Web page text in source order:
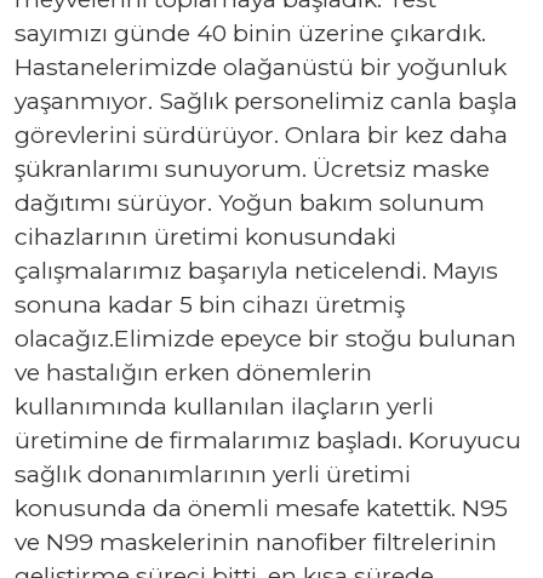
sayımızı günde 40 binin üzerine çıkardık.
Hastanelerimizde olağanüstü bir yoğunluk
yaşanmıyor. Sağlık personelimiz canla başla
görevlerini sürdürüyor. Onlara bir kez daha
şükranlarımı sunuyorum. Ücretsiz maske
dağıtımı sürüyor. Yoğun bakım solunum
cihazlarının üretimi konusundaki
çalışmalarımız başarıyla neticelendi. Mayıs
sonuna kadar 5 bin cihazı üretmiş
olacağız.Elimizde epeyce bir stoğu bulunan
ve hastalığın erken dönemlerin
kullanımında kullanılan ilaçların yerli
üretimine de firmalarımız başladı. Koruyucu
sağlık donanımlarının yerli üretimi
konusunda da önemli mesafe katettik. N95
ve N99 maskelerinin nanofiber filtrelerinin